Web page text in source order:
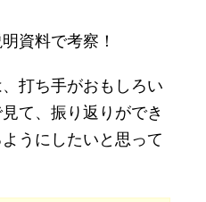
資料で考察！
打ち手がおもしろい
て、振り返りができ
うにしたいと思って